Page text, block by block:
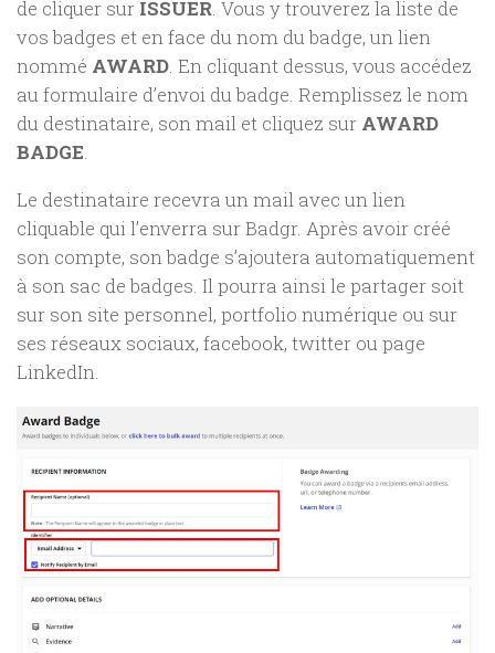
de cliquer sur ISSUER. Vous y trouverez la liste de
vos badges et en face du nom du badge, un lien
nommé AWARD. En cliquant dessus, vous accédez
au formulaire d’envoi du badge. Remplissez le nom
du destinataire, son mail et cliquez sur AWARD
BADGE.
Le destinataire recevra un mail avec un lien
cliquable qui l’enverra sur Badgr. Après avoir créé
son compte, son badge s’ajoutera automatiquement
à son sac de badges. Il pourra ainsi le partager soit
sur son site personnel, portfolio numérique ou sur
ses réseaux sociaux, facebook, twitter ou page
LinkedIn.